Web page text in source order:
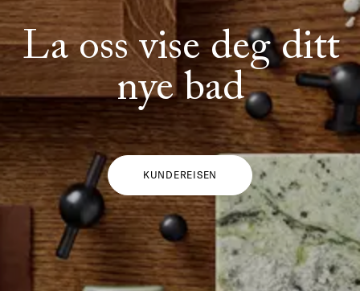
SE ALLE I DENNE FARGEN
La oss vise deg ditt
nye bad
KUNDEREISEN